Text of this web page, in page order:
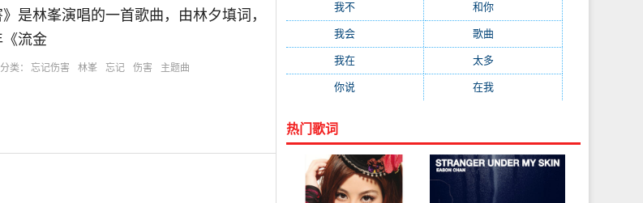
是林峯演唱的一首歌曲，由林夕填词，
《流金
| 分类： 忘记伤害 林峯 忘记 伤害 主题曲
我不 和你(80)
我会 歌曲
我在 太多
你说 在我(64)
热门歌词